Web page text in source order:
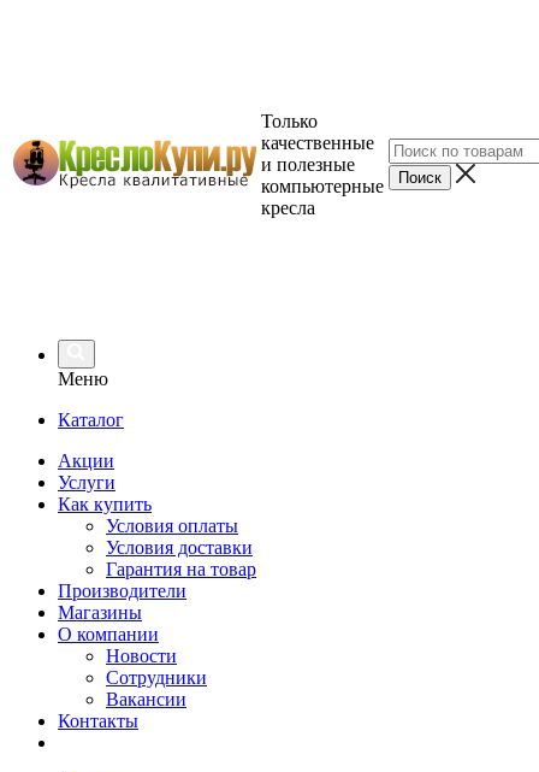
Только
качественные
и полезные
компьютерные
кресла
Меню
Каталог
Акции
Услуги
Как купить
Условия оплаты
Условия доставки
Гарантия на товар
Производители
Магазины
О компании
Новости
Сотрудники
Вакансии
Контакты